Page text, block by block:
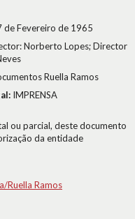
de Fevereiro de 1965
Norberto Lopes; Director
Ruella Ramos
IMPRENSA
ou parcial, deste documento
da entidade
Ruella Ramos